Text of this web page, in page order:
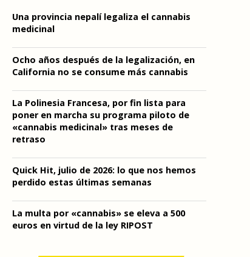
Una provincia nepalí legaliza el cannabis
medicinal
Ocho años después de la legalización, en
California no se consume más cannabis
La Polinesia Francesa, por fin lista para
poner en marcha su programa piloto de
«cannabis medicinal» tras meses de
retraso
Quick Hit, julio de 2026: lo que nos hemos
perdido estas últimas semanas
La multa por «cannabis» se eleva a 500
euros en virtud de la ley RIPOST